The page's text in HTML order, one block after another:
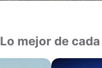
Lo mejor de